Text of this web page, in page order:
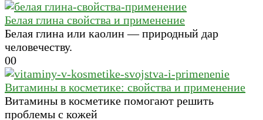
Белая глина свойства и применение
Белая глина или каолин — природный дар
человечеству.
00
Витамины в косметике: свойства и применение
Витамины в косметике помогают решить
проблемы с кожей